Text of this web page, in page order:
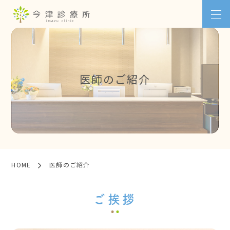
医師のご紹介
HOME 医師のご紹介
ご挨拶